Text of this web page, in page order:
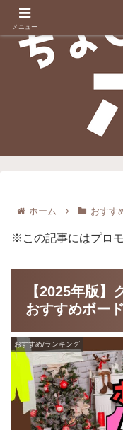
ホーム おすす
※この記事にはプロ
【2025年版】
おすすめボー
おすすめ/ランキング
メニュー